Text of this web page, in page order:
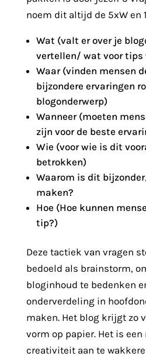
noem dit altijd de 5xW en
Wat (valt er over je
vertellen/ wat voor tips
Waar (vinden mensen
bijzondere ervaringen
blogonderwerp)
Wanneer (moeten
zijn voor de beste
Wie (voor wie is dit
betrokken)
Waarom is dit
maken?
Hoe (Hoe kunnen
tip?)
Deze tactiek van vragen
bedoeld als brainstorm,
bloginhoud te bedenken
onderverdeling in
maken. Het blog krijgt zo
vorm op papier. Het is
creativiteit aan te